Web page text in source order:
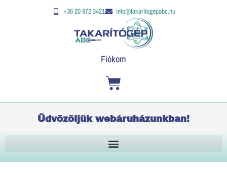
+36 20 972 3421 info@takaritogepabc.hu
Fiókom
Kosár
Üdvözöljük webáruházunkban!